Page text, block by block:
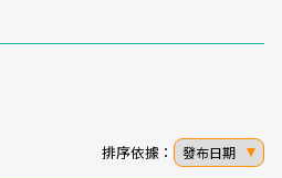
排序依據： 發布日期